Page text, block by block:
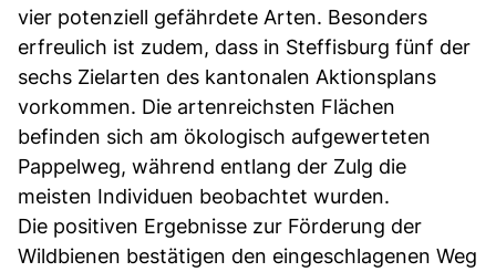
vier potenziell gefährdete Arten. Besonders
erfreulich ist zudem, dass in Steffisburg fünf der
sechs Zielarten des kantonalen Aktionsplans
vorkommen. Die artenreichsten Flächen
befinden sich am ökologisch aufgewerteten
Pappelweg, während entlang der Zulg die
meisten Individuen beobachtet wurden.
Die positiven Ergebnisse zur Förderung der
Wildbienen bestätigen den eingeschlagenen Weg